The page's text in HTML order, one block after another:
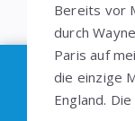
Bereits vor
durch
Paris auf
die einzige
England.
Im Sinne der
durch